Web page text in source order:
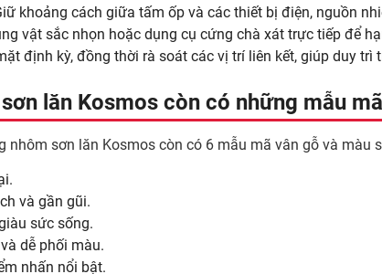
khoảng cách giữa tấm ốp và các thiết bị điện, nguồn
vật sắc nhọn hoặc dụng cụ cứng chà xát trực tiếp để
định kỳ, đồng thời rà soát các vị trí liên kết, giúp duy
lăn Kosmos còn có những mẫu
nhôm sơn lăn Kosmos còn có 6 mẫu mã vân gỗ và màu
và gần gũi.
sức sống.
dễ phối màu.
nhấn nổi bật.